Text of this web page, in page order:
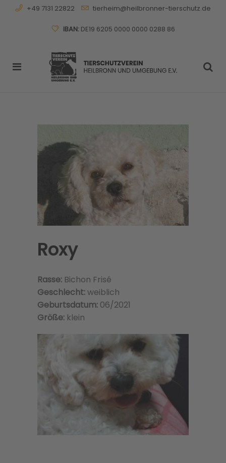
+49 7131 22822 tierheim@heilbronner-tierschutz.de
IBAN:DE19 6205 0000 0000 0288 86
Roxy
Rasse: Bichon Frisé
Geschlecht:weiblich
Geburtsdatum: 06/2021
Größe: klein